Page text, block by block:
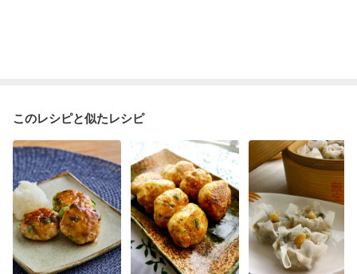
このレシピと似たレシピ